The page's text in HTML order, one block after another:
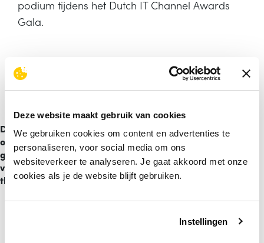
Deze website maakt gebruik van cookies
We gebruiken cookies om content en advertenties te
personaliseren, voor social media om ons
websiteverkeer te analyseren. Je gaat akkoord met onze
cookies als je de website blijft gebruiken.
Instellingen
Aces
Direct
opnieuw
genomineerd
voor VAR of
the Year
podium tijdens het Dutch IT Channel Awards
Gala.
Dutch IT Channel Awards
Dutch IT Channel organiseert ieder jaar
de Dutch IT Channel Awards.
Distributeurs, resellers, vendoren en
personen uit de Nederlandse IT-